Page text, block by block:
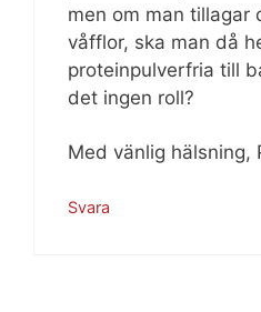
men om man tillagar
våfflor, ska man då
proteinpulverfria till
det ingen roll?
Med vänlig hälsning,
Svara